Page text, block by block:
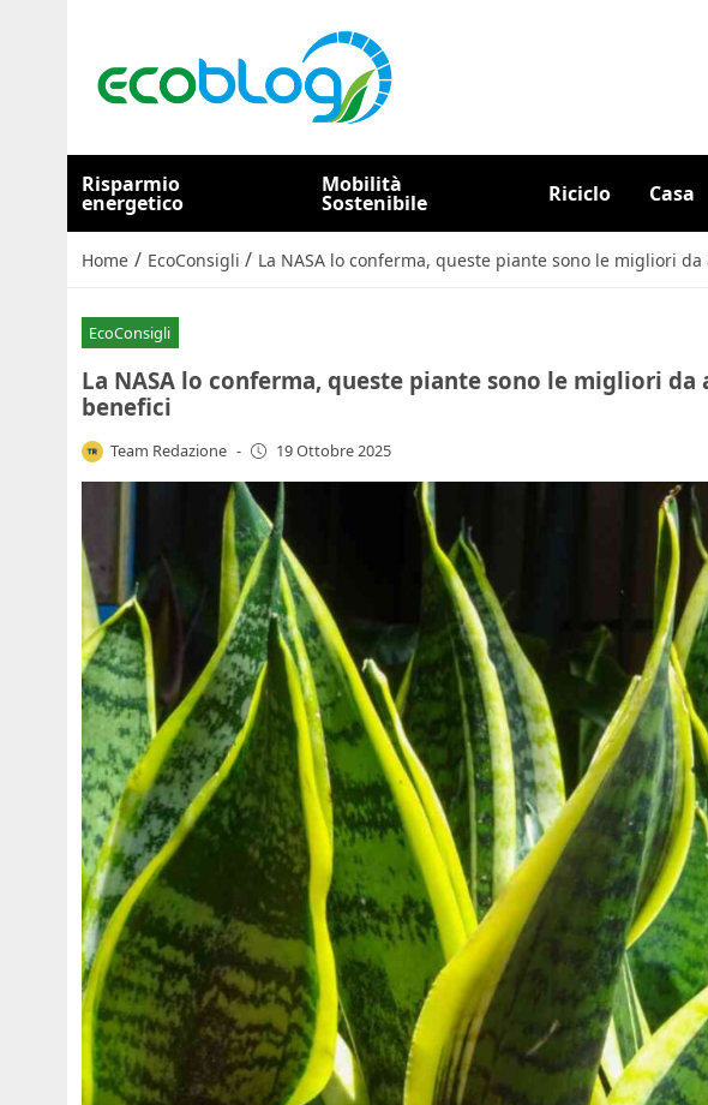
Risparmio
energetico
Mobilità
Sostenibile Riciclo Casa
Home / EcoConsigli / La NASA lo conferma, queste piante sono le migliori
EcoConsigli
La NASA lo conferma, queste piante sono le migliori
benefici
Team Redazione - 19 Ottobre 2025